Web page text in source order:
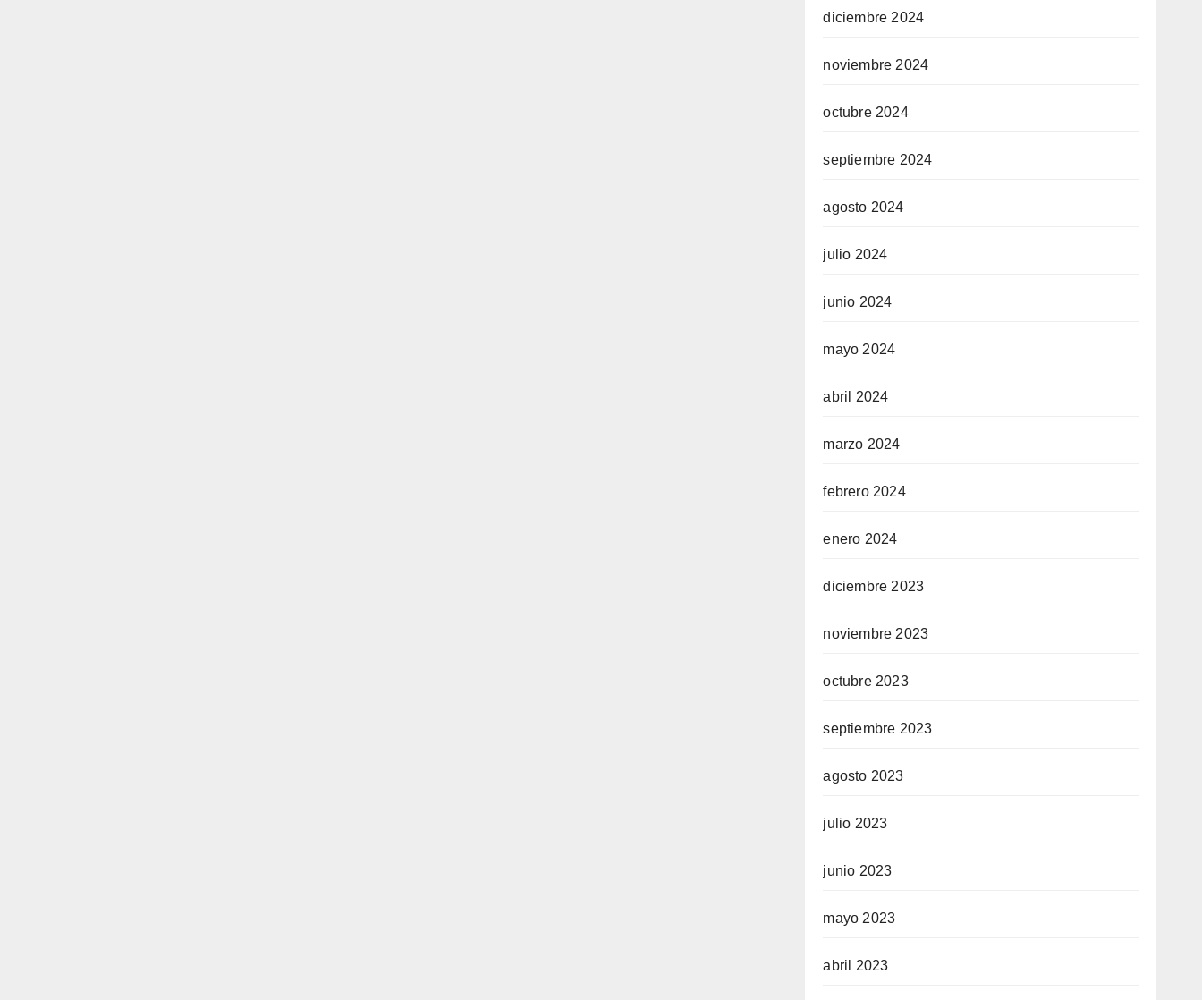
diciembre 2024
noviembre 2024
octubre 2024
septiembre 2024
agosto 2024
julio 2024
junio 2024
mayo 2024
abril 2024
marzo 2024
febrero 2024
enero 2024
diciembre 2023
noviembre 2023
octubre 2023
septiembre 2023
agosto 2023
julio 2023
junio 2023
mayo 2023
abril 2023